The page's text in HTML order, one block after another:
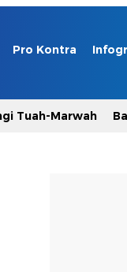
Pro Kontra
Tuah-Marwah